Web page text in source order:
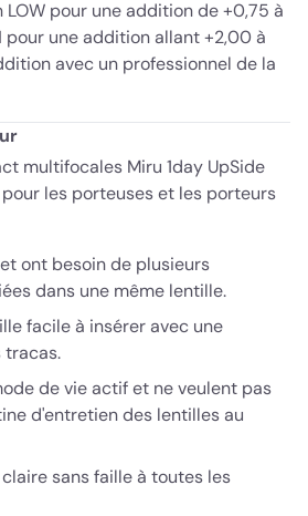
LOW pour une addition de +0,75 à
pour une addition allant +2,00 à
avec un professionnel de la
multifocales Miru 1day UpSide
les porteuses et les porteurs
ont besoin de plusieurs
dans une même lentille.
facile à insérer avec une
tracas.
de vie actif et ne veulent pas
d'entretien des lentilles au
sans faille à toutes les